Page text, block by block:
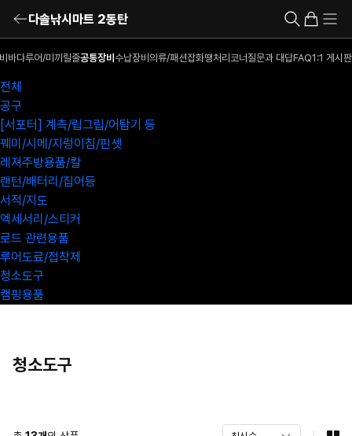
다솔낚시마트 2동탄
바다루어/미끼 릴줄공통장비 수납장비 의류/패션잡화땡처리코너 질문과 대답FAQ1:1 게시판
전체
공구
[서포터] 계측/립그립/어탐기 등
꿰미/시메/지렁이침/핀셋
레져주방용품/칼
랜턴/배터리/집어등
서적/지도
엑세서리/스티커
로드 관련용품
루어도료/접착제
청소도구
캠핑용품
청소도구